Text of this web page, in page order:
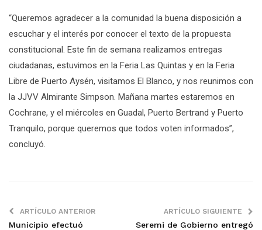
“Queremos agradecer a la comunidad la buena disposición a
escuchar y el interés por conocer el texto de la propuesta
constitucional. Este fin de semana realizamos entregas
ciudadanas, estuvimos en la Feria Las Quintas y en la Feria
Libre de Puerto Aysén, visitamos El Blanco, y nos reunimos con
la JJVV Almirante Simpson. Mañana martes estaremos en
Cochrane, y el miércoles en Guadal, Puerto Bertrand y Puerto
Tranquilo, porque queremos que todos voten informados”,
concluyó.
ARTÍCULO ANTERIOR
Municipio efectuó
ARTÍCULO SIGUIENTE
Seremi de Gobierno entregó